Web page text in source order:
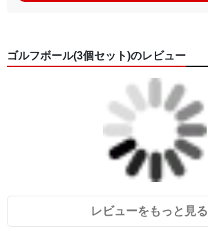
ゴルフボール(3個セット)のレビュー
レビューをもっと見る